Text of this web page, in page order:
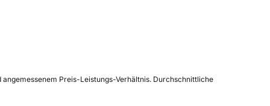
Preis-Leistungs-Verhältnis. Durchschnittliche